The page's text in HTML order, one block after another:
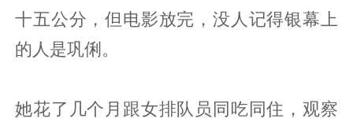
十五公分，但电影放完，没人记得银幕上
的人是巩俐。
她花了几个月跟女排队员同吃同住，观察